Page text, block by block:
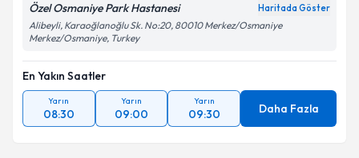
Özel Osmaniye Park Hastanesi Haritada Göster
Alibeyli, Karaoğlanoğlu Sk. No:20, 80010 Merkez/Osmaniye
Merkez/Osmaniye, Turkey
En Yakın Saatler
Yarın
08:30
Yarın
09:00
Yarın
09:30 Daha Fazla